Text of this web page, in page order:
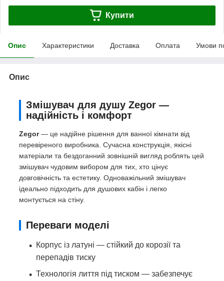
Купити
Опис Характеристики Доставка Оплата Умови
Опис
Змішувач для душу Zegor —
надійність і комфорт
Zegor— це надійне рішення для ванної кімнати від
перевіреного виробника. Сучасна конструкція, якісні
матеріали та бездоганний зовнішній вигляд роблять цей
змішувач чудовим вибором для тих, хто цінує
довговічність та естетику. Одноважільний змішувач
ідеально підходить для душових кабін і легко
монтується на стіну.
Переваги моделі
Корпус із латуні — стійкий до корозії та
перепадів тиску
Технологія лиття під тиском — забезпечує